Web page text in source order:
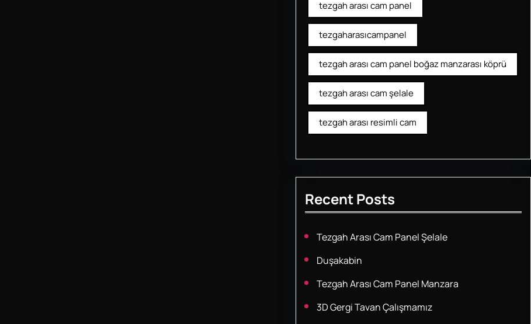
tezgah arası cam panel
tezgaharasıcampanel
tezgah arası cam panel boğaz manzarası köprü
tezgah arası cam şelale
tezgah arası resimli cam
Recent Posts
Tezgah Arası Cam Panel Şelale
Duşakabin
Tezgah Arası Cam Panel Manzara
3D Gergi Tavan Çalışmamız